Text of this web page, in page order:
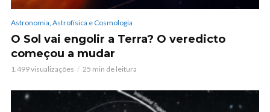
Astronomia, Astrofísica e Cosmologia
O Sol vai engolir a Terra? O veredicto
começou a mudar
1.499 visualizações 25 min de leitura